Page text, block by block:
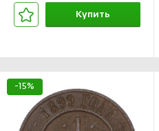
Купить
-15%